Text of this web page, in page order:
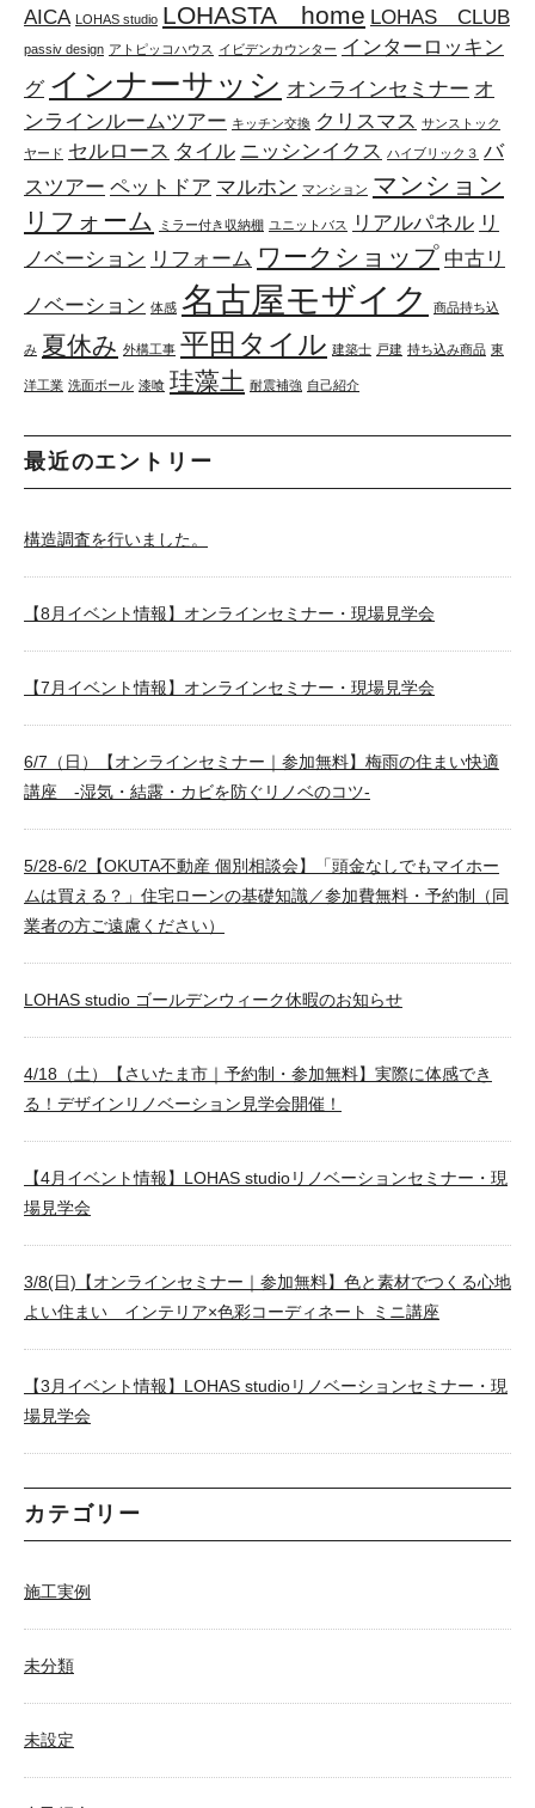
AICA LOHAS studio LOHASTA home LOHAS CLUB
passiv design アトピッコハウス イビデンカウンター インターロッキン
グ インナーサッシ オンラインセミナー オ
ンラインルームツアー キッチン交換 クリスマス サンストック
ヤード セルロース タイル ニッシンイクス ハイブリック３ バ
スツアー ペットドア マルホン マンション マンション
リフォーム
ミラー付き収納棚 ユニットバス リアルパネル リ
ノベーション リフォーム ワークショップ 中古リ
ノベーション 体感 名古屋モザイク 商品持ち込
み 夏休み 外構工事 平田タイル 建築士 戸建 持ち込み商品 東
洋工業 洗面ボール 漆喰 珪藻土 耐震補強 自己紹介
最近のエントリー
構造調査を行いました。
【8月イベント情報】オンラインセミナー・現場見学会
【7月イベント情報】オンラインセミナー・現場見学会
6/7（日）【オンラインセミナー｜参加無料】梅雨の住まい快適
講座 -湿気・結露・カビを防ぐリノベのコツ-
5/28-6/2【OKUTA不動産 個別相談会】「頭金なしでもマイホー
ムは買える？」住宅ローンの基礎知識／参加費無料・予約制（同
業者の方ご遠慮ください）
LOHAS studio ゴールデンウィーク休暇のお知らせ
4/18（土）【さいたま市｜予約制・参加無料】実際に体感でき
る！デザインリノベーション見学会開催！
【4月イベント情報】LOHAS studioリノベーションセミナー・現
場見学会
3/8(日)【オンラインセミナー｜参加無料】色と素材でつくる心地
よい住まい インテリア×色彩コーディネート ミニ講座
【3月イベント情報】LOHAS studioリノベーションセミナー・現
場見学会
カテゴリー
施工実例
未分類
未設定